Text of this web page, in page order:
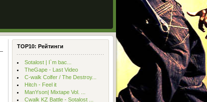
TOP10: Рейтинги
Sotalost | I`m bac...
TheGape - Last Video
С-walk Colfer / The Destroy...
Hitch - Feel it
ManYson| Mixtape Vol. ...
Cwalk KZ Battle - Sotalost ...